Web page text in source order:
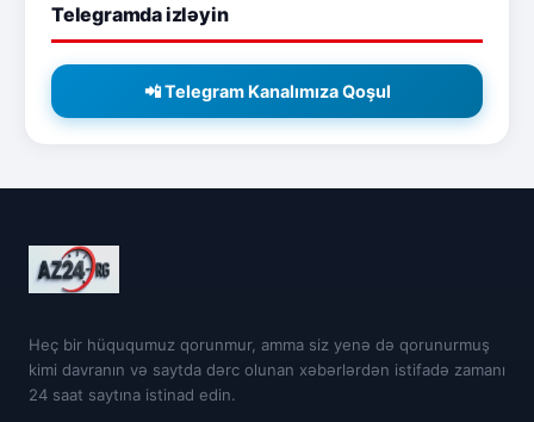
Telegramda izləyin
📲 Telegram Kanalımıza Qoşul
Heç bir hüququmuz qorunmur, amma siz yenə də qorunurmuş
kimi davranın və saytda dərc olunan xəbərlərdən istifadə zamanı
24 saat saytına istinad edin.